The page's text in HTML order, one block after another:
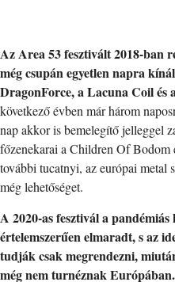
Az Area 53 fesztivált 2018-ban
még csupán egyetlen napra
DragonForce, a Lacuna Coil
következő évben már három
nap akkor is bemelegítő jelleggel
főzenekarai a Children Of
további tucatnyi, az európai metal
még lehetőséget.
A 2020-as fesztivál a
értelemszerűen elmaradt, s az
tudják csak megrendezni,
még nem turnéznak Európában.